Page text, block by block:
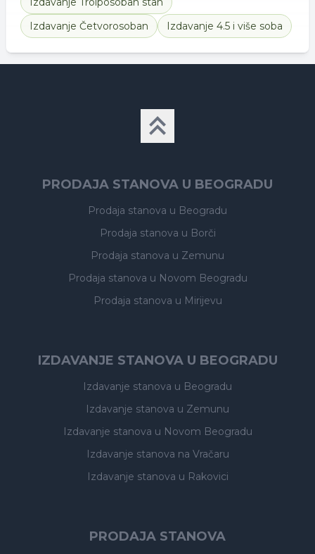
Izdavanje Četvorosoban Izdavanje 4.5 i više soba
PRODAJA STANOVA U BEOGRADU
Prodaja stanova u Beogradu
Prodaja stanova u Borči
Prodaja stanova u Zemunu
Prodaja stanova u Novom Beogradu
Prodaja stanova u Mirijevu
IZDAVANJE STANOVA U BEOGRADU
Izdavanje stanova u Beogradu
Izdavanje stanova u Zemunu
Izdavanje stanova u Novom Beogradu
Izdavanje stanova na Vračaru
Izdavanje stanova u Rakovici
PRODAJA STANOVA